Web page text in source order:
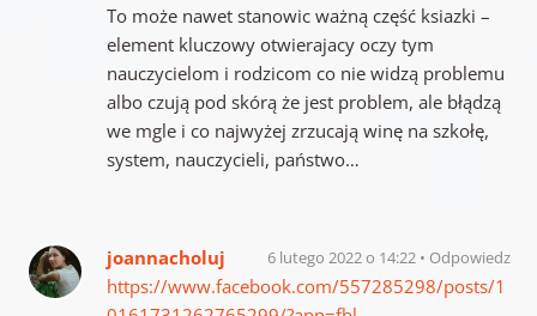
To może nawet stanowic ważną część ksiazki –
element kluczowy otwierajacy oczy tym
nauczycielom i rodzicom co nie widzą problemu
albo czują pod skórą że jest problem, ale błądzą
we mgle i co najwyżej zrzucają winę na szkołę,
system, nauczycieli, państwo…
joannacholuj 6 lutego 2022 o 14:22 Odpowiedz
https://www.facebook.com/557285298/posts/1